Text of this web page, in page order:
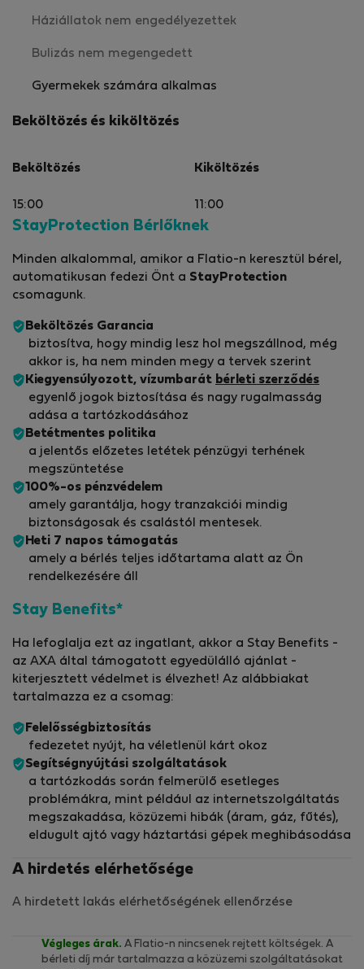
Háziállatok nem engedélyezettek
Bulizás nem megengedett
Gyermekek számára alkalmas
Beköltözés és kiköltözés
Beköltözés
15:00
Kiköltözés
11:00
StayProtection Bérlőknek
Minden alkalommal, amikor a Flatio-n keresztül bérel,
automatikusan fedezi Önt a StayProtection
csomagunk.
Beköltözés Garancia
biztosítva, hogy mindig lesz hol megszállnod, még
akkor is, ha nem minden megy a tervek szerint
Kiegyensúlyozott, vízumbarát bérleti szerződés
egyenlő jogok biztosítása és nagy rugalmasság
adása a tartózkodásához
Betétmentes politika
a jelentős előzetes letétek pénzügyi terhének
megszüntetése
100%-os pénzvédelem
amely garantálja, hogy tranzakciói mindig
biztonságosak és csalástól mentesek.
Heti 7 napos támogatás
amely a bérlés teljes időtartama alatt az Ön
rendelkezésére áll
Stay Benefits*
Ha lefoglalja ezt az ingatlant, akkor a Stay Benefits -
az AXA által támogatott egyedülálló ajánlat -
kiterjesztett védelmet is élvezhet! Az alábbiakat
tartalmazza ez a csomag:
Felelősségbiztosítás
fedezetet nyújt, ha véletlenül kárt okoz
Segítségnyújtási szolgáltatások
a tartózkodás során felmerülő esetleges
problémákra, mint például az internetszolgáltatás
megszakadása, közüzemi hibák (áram, gáz, fűtés),
eldugult ajtó vagy háztartási gépek meghibásodása
A hirdetés elérhetősége
A hirdetett lakás elérhetőségének ellenőrzése
Végleges árak. A Flatio-n nincsenek rejtett költségek. A
bérleti díj már tartalmazza a közüzemi szolgáltatásokat